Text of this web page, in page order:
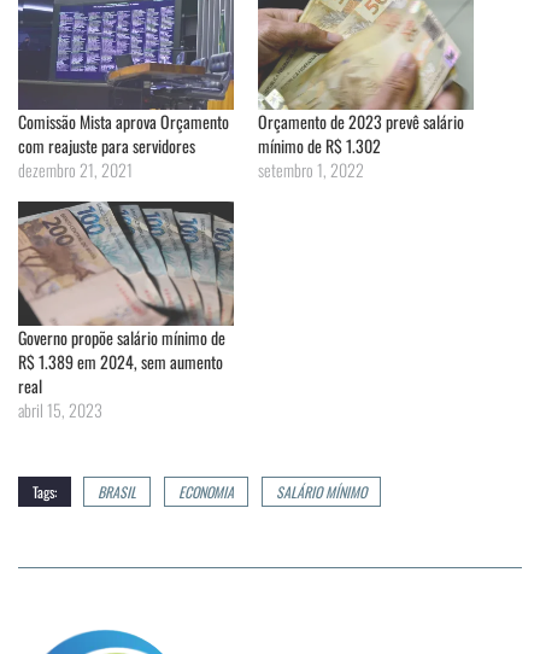
Comissão Mista aprova Orçamento
com reajuste para servidores
dezembro 21, 2021
Orçamento de 2023 prevê salário
mínimo de R$ 1.302
setembro 1, 2022
Governo propõe salário mínimo de
R$ 1.389 em 2024, sem aumento
real
abril 15, 2023
Tags: BRASIL ECONOMIA SALÁRIO MÍNIMO